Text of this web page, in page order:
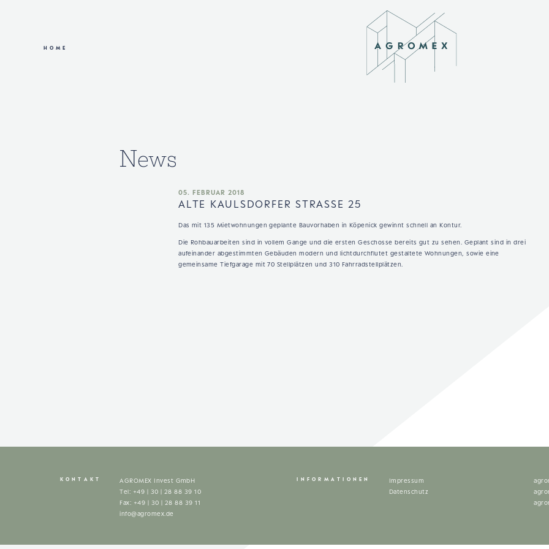
HOME
News
05. FEBRUAR 2018
ALTE KAULSDORFER STRASSE 25
Das mit 135 Mietwohnungen geplante Bauvorhaben in Köpenick gewinnt schnell an Kontur.
Die Rohbauarbeiten sind in vollem Gange und die ersten Geschosse bereits gut zu sehen. Geplant sind in drei
aufeinander abgestimmten Gebäuden modern und lichtdurchflutet gestaltete Wohnungen, sowie eine
gemeinsame Tiefgarage mit 70 Stellplätzen und 310 Fahrradstellplätzen.
KONTAKT
AGROMEX Invest GmbH
Tel: +49 | 30 | 28 88 39 10
Fax: +49 | 30 | 28 88 39 11
info@agromex.de
INFORMATIONEN
Impressum
Datenschutz